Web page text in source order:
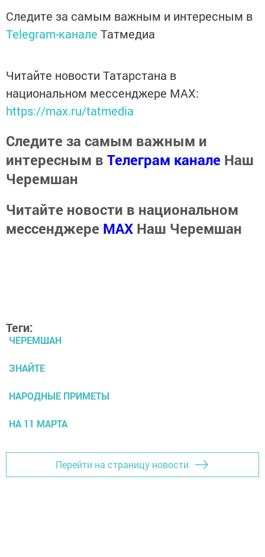
Следите за самым важным и интересным в
Telegram-канале Татмедиа
Читайте новости Татарстана в
национальном мессенджере MАХ:
https://max.ru/tatmedia
Следите за самым важным и
интересным в Телеграм канале Наш
Черемшан
Читайте новости в национальном
мессенджере MАХ Наш Черемшан
Теги:
ЧЕРЕМШАН
ЗНАЙТЕ
НАРОДНЫЕ ПРИМЕТЫ
НА 11 МАРТА
Перейти на страницу новости